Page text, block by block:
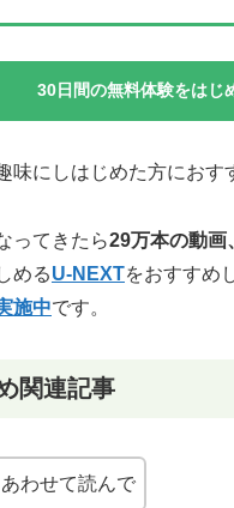
30日間の無料体験をはじ
味にしはじめた方におす
ってきたら29万本の動画
めるU-NEXTをおすすめ
施中です。
関連記事
あわせて読んで